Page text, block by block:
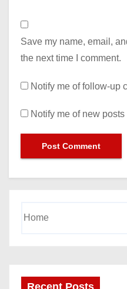
Save my name, email,
the next time I comment.
Notify me of follow-up
Notify me of new
e
Recent Posts